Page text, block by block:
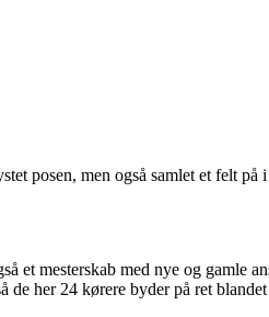
posen, men også samlet et felt på
et mesterskab med nye og gamle
her 24 kørere byder på ret